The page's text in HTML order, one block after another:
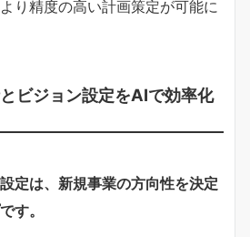
り精度の高い計画策定が可能に
ビジョン設定をAIで効率化
定は、新規事業の方向性を決定
す。